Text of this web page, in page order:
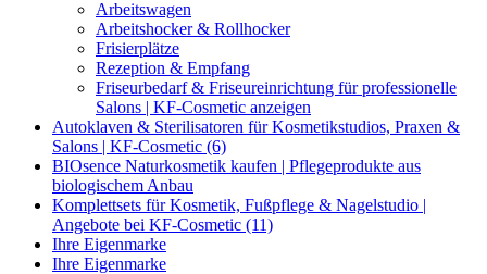
Arbeitswagen
Arbeitshocker & Rollhocker
Frisierplätze
Rezeption & Empfang
Friseurbedarf & Friseureinrichtung für professionelle
Salons | KF-Cosmetic anzeigen
Autoklaven & Sterilisatoren für Kosmetikstudios, Praxen &
Salons | KF-Cosmetic (6)
BIOsence Naturkosmetik kaufen | Pflegeprodukte aus
biologischem Anbau
Komplettsets für Kosmetik, Fußpflege & Nagelstudio |
Angebote bei KF-Cosmetic (11)
Ihre Eigenmarke
Ihre Eigenmarke